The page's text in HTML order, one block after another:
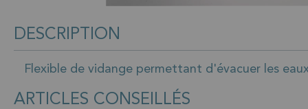
DESCRIPTION
Flexible de vidange permettant d'évacuer les
ARTICLES CONSEILLÉS